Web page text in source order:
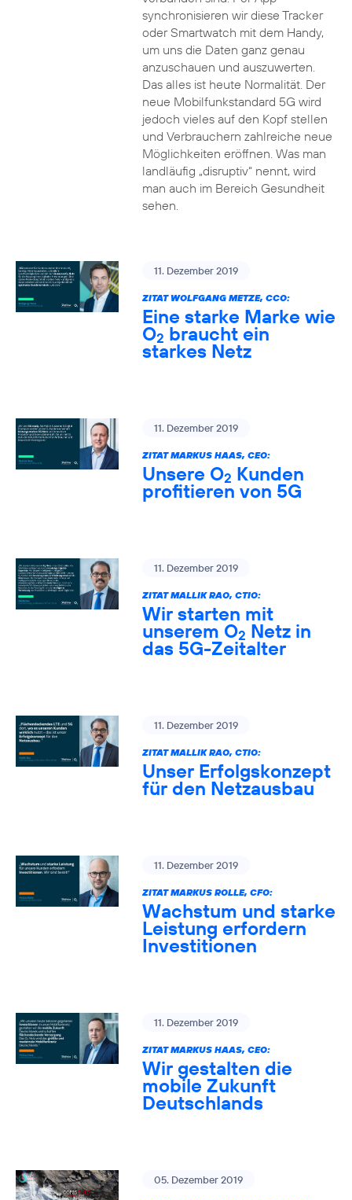
synchronisieren wir diese Tracker
oder Smartwatch mit dem Handy,
um uns die Daten ganz genau
anzuschauen und auszuwerten.
Das alles ist heute Normalität. Der
neue Mobilfunkstandard 5G wird
jedoch vieles auf den Kopf stellen
und Verbrauchern zahlreiche neue
Möglichkeiten eröffnen. Was man
landläufig „disruptiv“ nennt, wird
man auch im Bereich Gesundheit
sehen.
11. Dezember 2019
ZITAT WOLFGANG METZE, CCO:
Eine starke Marke wie
O2 braucht ein
starkes Netz
11. Dezember 2019
ZITAT MARKUS HAAS, CEO:
Unsere O2 Kunden
profitieren von 5G
11. Dezember 2019
ZITAT MALLIK RAO, CTIO:
Wir starten mit
unserem O2 Netz in
das 5G-Zeitalter
11. Dezember 2019
ZITAT MALLIK RAO, CTIO:
Unser Erfolgskonzept
für den Netzausbau
11. Dezember 2019
ZITAT MARKUS ROLLE, CFO:
Wachstum und starke
Leistung erfordern
Investitionen
11. Dezember 2019
ZITAT MARKUS HAAS, CEO:
Wir gestalten die
mobile Zukunft
Deutschlands
05. Dezember 2019